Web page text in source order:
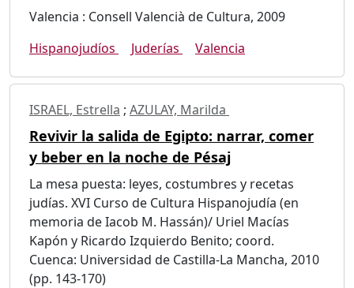
Valencia : Consell Valencià de Cultura, 2009
Hispanojudíos
Juderías Valencia
ISRAEL, Estrella ; AZULAY, Marilda
Revivir la salida de Egipto: narrar, comer
y beber en la noche de Pésaj
La mesa puesta: leyes, costumbres y recetas
judías. XVI Curso de Cultura Hispanojudía (en
memoria de Iacob M. Hassán)/ Uriel Macías
Kapón y Ricardo Izquierdo Benito; coord.
Cuenca: Universidad de Castilla-La Mancha, 2010
(pp. 143-170)